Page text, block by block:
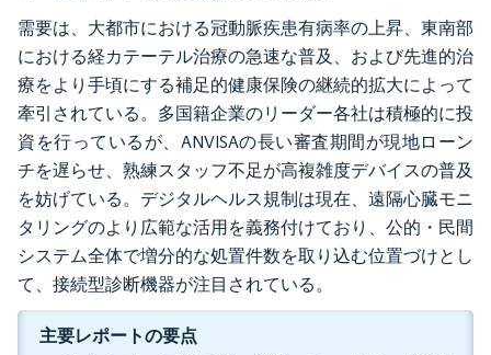
需要は、大都市における冠動脈疾患有病率の上昇、東南部
における経カテーテル治療の急速な普及、および先進的治
療をより手頃にする補足的健康保険の継続的拡大によって
牽引されている。多国籍企業のリーダー各社は積極的に投
資を行っているが、ANVISAの長い審査期間が現地ローン
チを遅らせ、熟練スタッフ不足が高複雑度デバイスの普及
を妨げている。デジタルヘルス規制は現在、遠隔心臓モニ
タリングのより広範な活用を義務付けており、公的・民間
システム全体で増分的な処置件数を取り込む位置づけとし
て、接続型診断機器が注目されている。
主要レポートの要点